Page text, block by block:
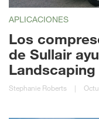
APLICACIONES
Los
de Sullair
Stephanie Roberts |